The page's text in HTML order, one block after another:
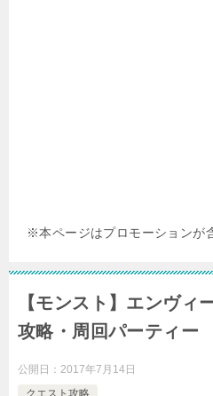
※本ページはプロモーションが
【モンスト】エンヴィ
攻略・周回パーティー
公開日： 2017年7月14日
クエスト攻略